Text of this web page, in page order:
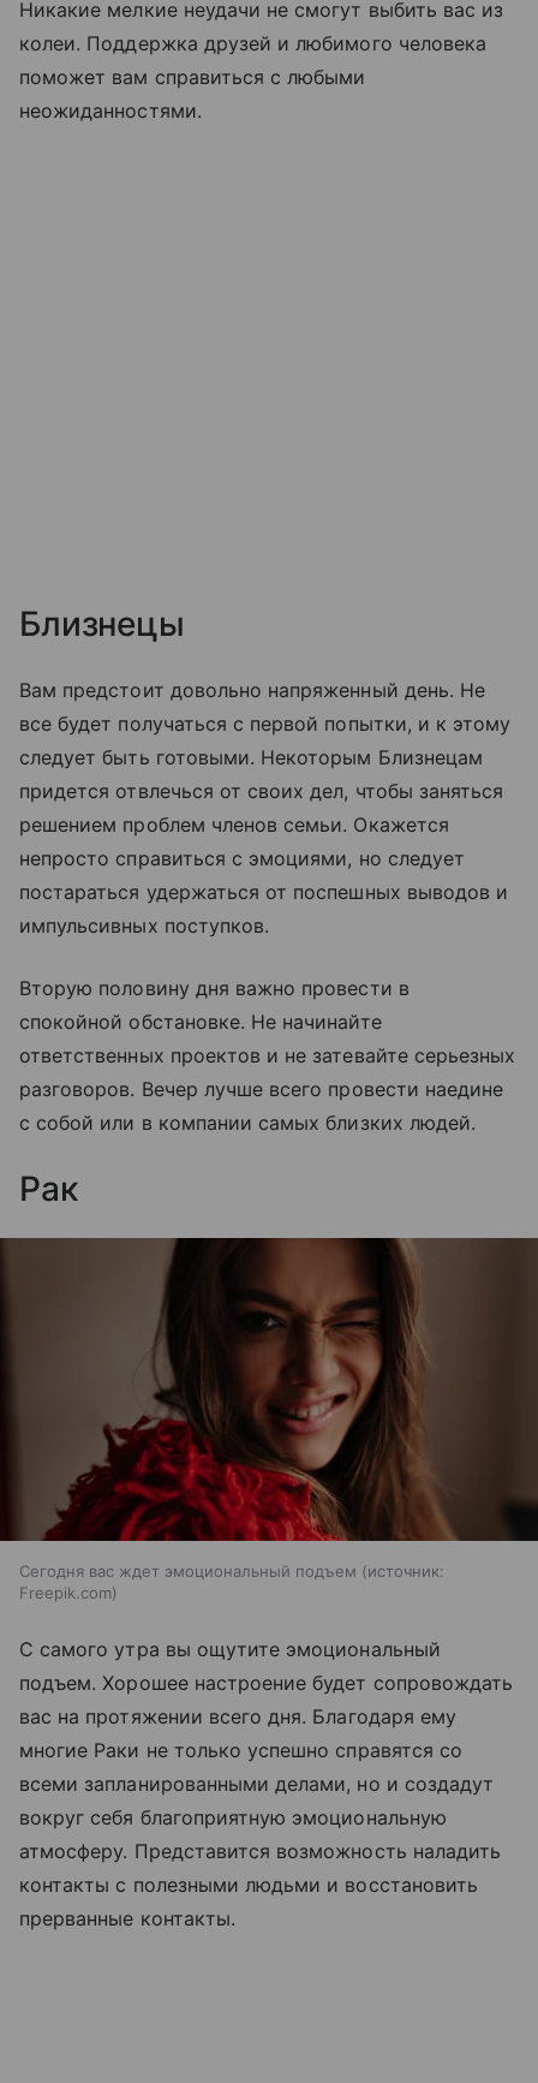
Никакие мелкие неудачи не смогут выбить вас из
колеи. Поддержка друзей и любимого человека
поможет вам справиться с любыми
неожиданностями.
Близнецы
Вам предстоит довольно напряженный день. Не
все будет получаться с первой попытки, и к этому
следует быть готовыми. Некоторым Близнецам
придется отвлечься от своих дел, чтобы заняться
решением проблем членов семьи. Окажется
непросто справиться с эмоциями, но следует
постараться удержаться от поспешных выводов и
импульсивных поступков.
Вторую половину дня важно провести в
спокойной обстановке. Не начинайте
ответственных проектов и не затевайте серьезных
разговоров. Вечер лучше всего провести наедине
с собой или в компании самых близких людей.
Рак
Сегодня вас ждет эмоциональный подъем
источник:
Freepik.com
С самого утра вы ощутите эмоциональный
подъем. Хорошее настроение будет сопровождать
вас на протяжении всего дня. Благодаря ему
многие Раки не только успешно справятся со
всеми запланированными делами, но и создадут
вокруг себя благоприятную эмоциональную
атмосферу. Представится возможность наладить
контакты с полезными людьми и восстановить
прерванные контакты.